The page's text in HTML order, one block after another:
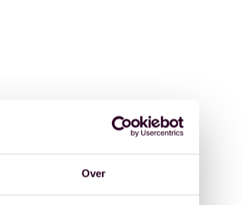
Over